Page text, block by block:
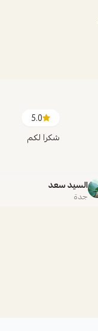
5.0
شكرا لكم
السيد سعد
جدة